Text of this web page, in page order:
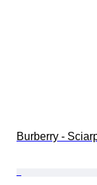
Burberry -